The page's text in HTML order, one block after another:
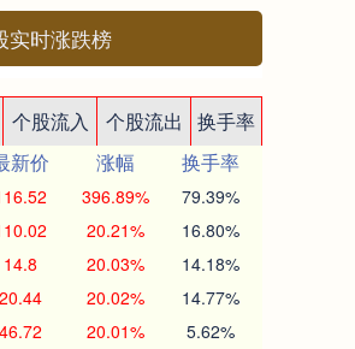
实时涨跌榜
个股流入 个股流出
换手率
新价 涨幅
换手率
396.89% 79.39%
20.21% 16.80%
14.8 20.03% 14.18%
20.44 20.02% 14.77%
46.72 20.01% 5.62%